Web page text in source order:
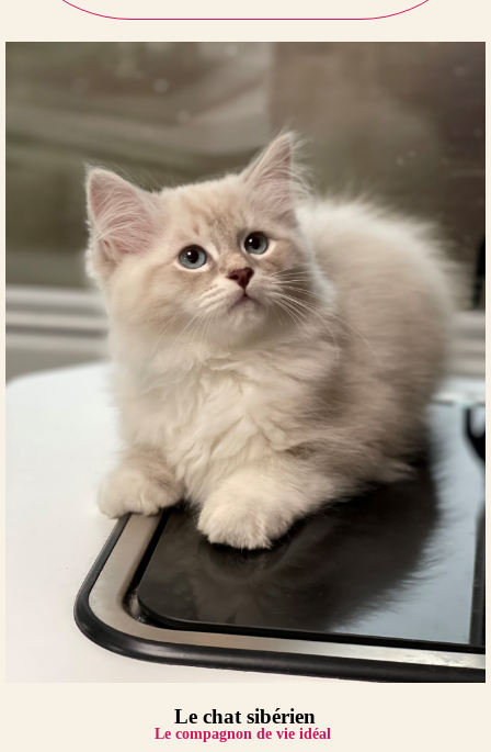
Le chat sibérien
Le compagnon de vie idéal